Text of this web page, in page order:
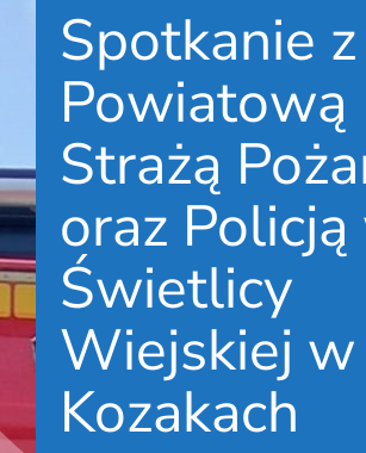
Spotkanie z
Powiatową
Strażą
oraz
Świetlicy
Wiejskiej w
Kozakach